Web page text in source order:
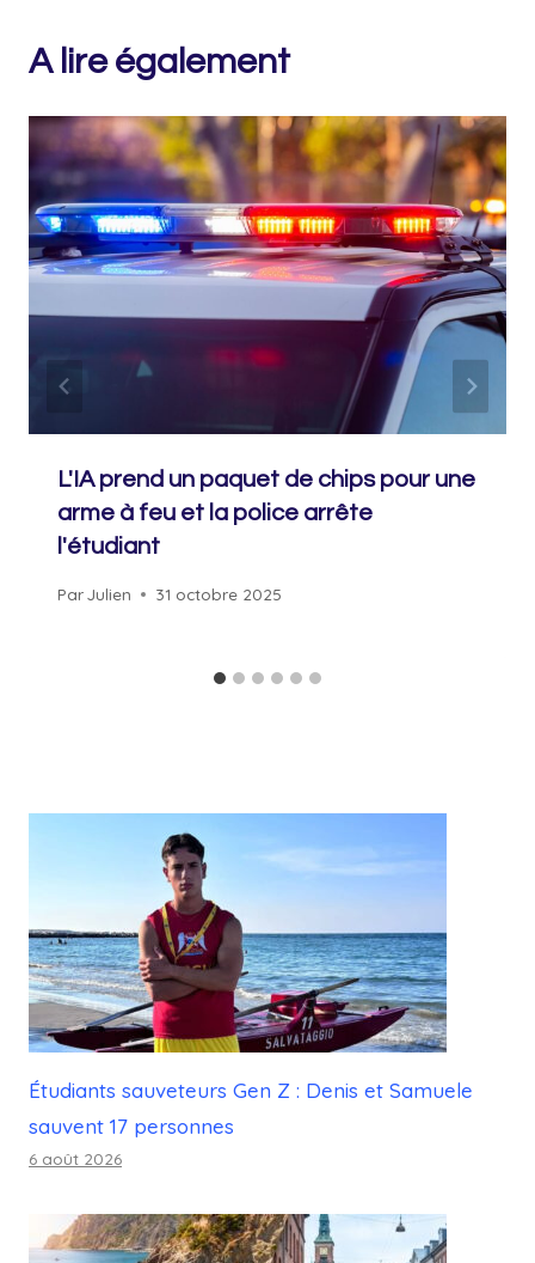
A lire également
L'IA prend un paquet de chips pour une
arme à feu et la police arrête
l'étudiant
ParJulien 31 octobre 2025
Étudiants sauveteurs Gen Z : Denis et Samuele
sauvent 17 personnes
6 août 2026